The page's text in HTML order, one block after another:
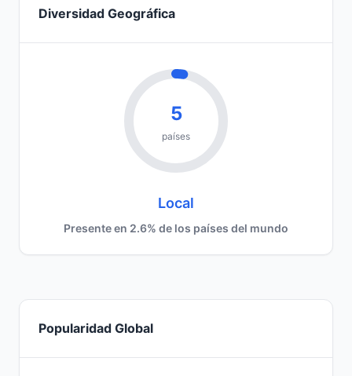
Diversidad Geográfica
5
países
Local
Presente en 2.6% de los países del mundo
Popularidad Global